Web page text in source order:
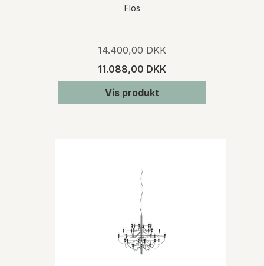
Flos
14.400,00 DKK
11.088,00 DKK
Vis produkt